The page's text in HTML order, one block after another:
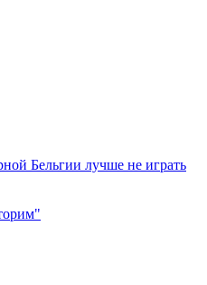
Бельгии лучше не играть